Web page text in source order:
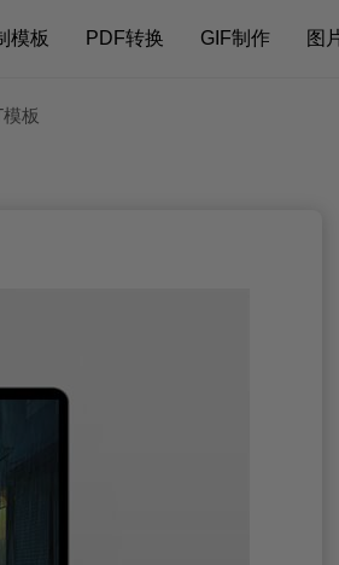
模板 PDF转换 GIF制作 图
板